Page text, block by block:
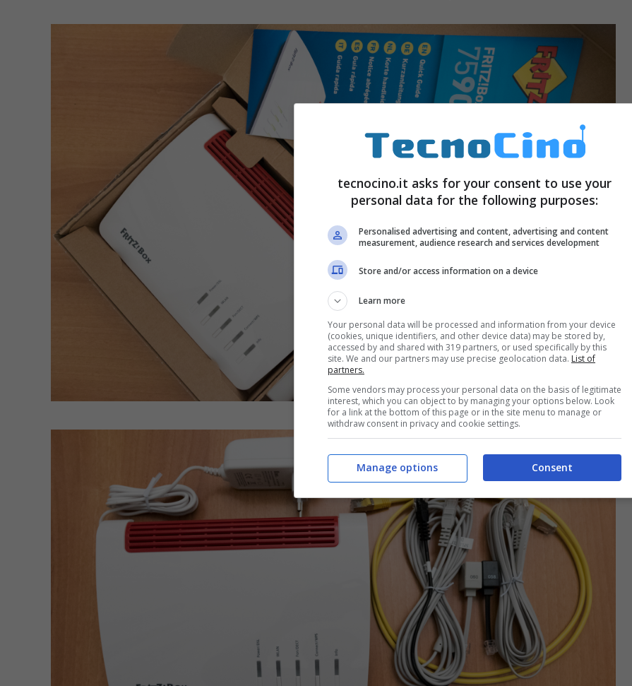
tecnocino.it asks for your consent to use your
personal data for the following purposes:
Personalised advertising and content, advertising and content
measurement, audience research and services development
Store and/or access information on a device
Learn more
Your personal data will be processed and information from your device
(cookies, unique identifiers, and other device data) may be stored by,
accessed by and shared with 319 partners, or used specifically by this
site. We and our partners may use precise geolocation data. List of
partners.
Some vendors may process your personal data on the basis of legitimate
interest, which you can object to by managing your options below. Look
for a link at the bottom of this page or in the site menu to manage or
withdraw consent in privacy and cookie settings.
Consent
Manage options